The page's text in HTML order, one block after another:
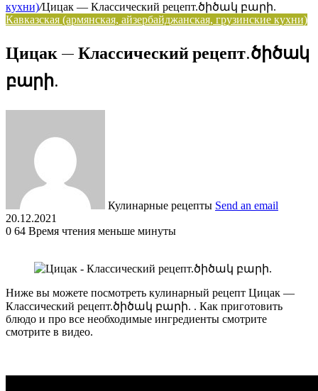
кухни)/Цицак — Классический рецепт.ծիծակ բարի.
Кавказская (армянская, айзербайджанская, грузинские кухни)
Цицак — Классический рецепт.ծիծակ
բարի.
Кулинарные рецепты Send an email
20.12.2021
0 64 Время чтения меньше минуты
Ниже вы можете посмотреть кулинарный рецепт Цицак —
Классический рецепт.ծիծակ բարի. . Как приготовить
блюдо и про все необходимые ингредиенты смотрите
смотрите в видео.